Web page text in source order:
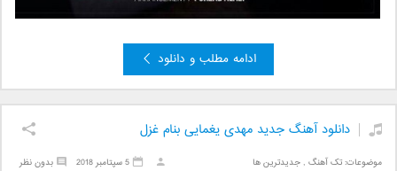
ادامه مطلب و دانلود
دانلود آهنگ جدید مهدی یغمایی بنام غزل
موضوعات:تک آهنگ ,جدیدترین ها بدون نظر 5 سپتامبر 2018